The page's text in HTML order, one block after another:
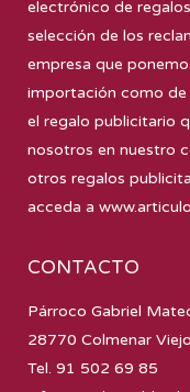
electrónico de
selección de los
empresa que
importación como de
el regalo publicitario
nosotros en nuestro
otros regalos
acceda a
CONTACTO
Párroco Gabriel
28770 Colmenar
Tel. 91 502 69 85